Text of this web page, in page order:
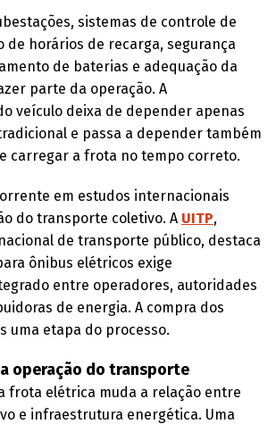
sistemas de controle de
de horários de recarga, segurança
de baterias e adequação da
parte da operação. A
veículo deixa de depender apenas
e passa a depender também
carregar a frota no tempo correto.
em estudos internacionais
do transporte coletivo. A UITP,
de transporte público, destaca
ônibus elétricos exige
entre operadores, autoridades
de energia. A compra dos
uma etapa do processo.
operação do transporte
frota elétrica muda a relação entre
e infraestrutura energética. Uma